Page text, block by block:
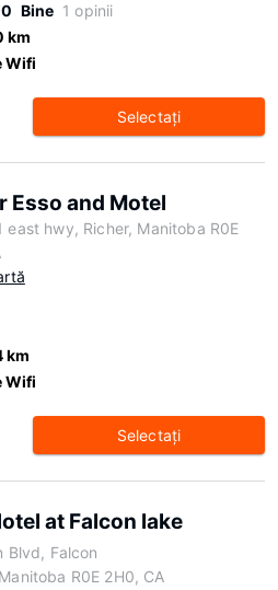
Bine 1 opinii
km
Wifi
Selectaţi
Esso and Motel
east hwy, Richer, Manitoba R0E
km
Wifi
Selectaţi
at Falcon lake
Blvd, Falcon
R0E 2H0, CA